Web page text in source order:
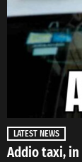
LATEST NEWS
Addio taxi,